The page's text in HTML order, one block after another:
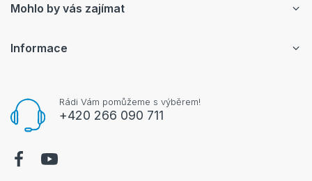
Rádi Vám pomůžeme s výběrem!
+420 266 090 711
Mohlo by vás zajímat
Informace